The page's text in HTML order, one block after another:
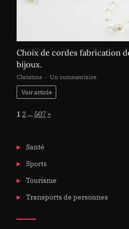
Choix de cordes fabrication
bijoux.
Christine Un commentairesur
Voir article
Page:
1 2 … 507 Next
»
Santé
Sports
Tourisme
Transports de personnes